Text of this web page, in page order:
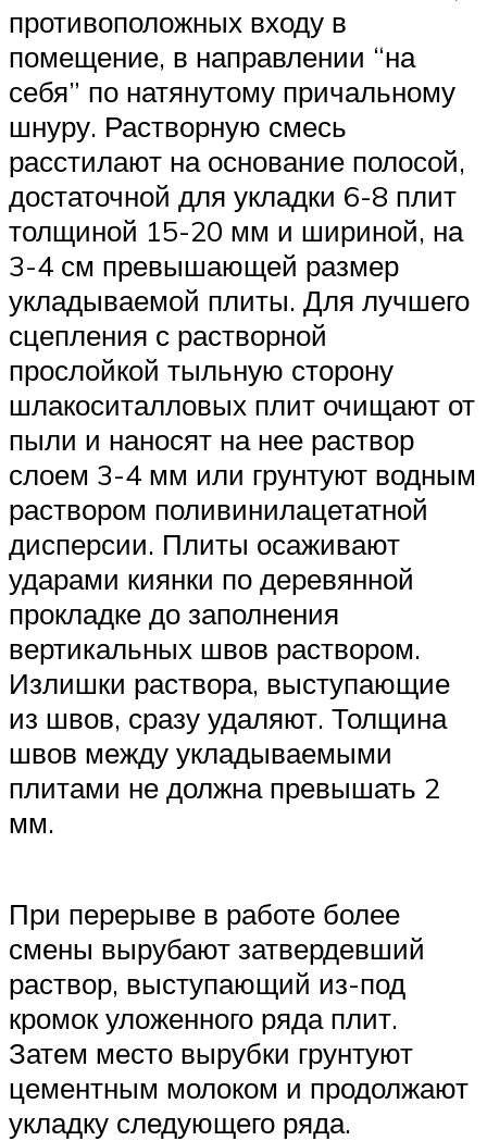
противоположных входу в
помещение, в направлении “на
себя” по натянутому причальному
шнуру. Растворную смесь
расстилают на основание полосой,
достаточной для укладки 6-8 плит
толщиной 15-20 мм и шириной, на
3-4 см превышающей размер
укладываемой плиты. Для лучшего
сцепления с растворной
прослойкой тыльную сторону
шлакоситалловых плит очищают от
пыли и наносят на нее раствор
слоем 3-4 мм или грунтуют водным
раствором поливинилацетатной
дисперсии. Плиты осаживают
ударами киянки по деревянной
прокладке до заполнения
вертикальных швов раствором.
Излишки раствора, выступающие
из швов, сразу удаляют. Толщина
швов между укладываемыми
плитами не должна превышать 2
мм.
При перерыве в работе более
смены вырубают затвердевший
раствор, выступающий из-под
кромок уложенного ряда плит.
Затем место вырубки грунтуют
цементным молоком и продолжают
укладку следующего ряда.